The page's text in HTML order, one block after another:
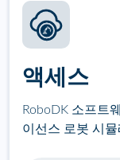
액세스
RoboDK 소프트
이선스 로봇 시